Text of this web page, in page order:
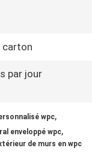
carton
par jour
wpc,
enveloppé wpc,
de murs en wpc